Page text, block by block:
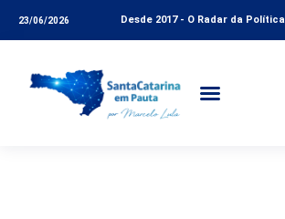
23/06/2026 Desde 2017 - O Radar da Política